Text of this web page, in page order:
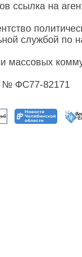
ссылка на
службой по
массовых
№ ФС77-82171